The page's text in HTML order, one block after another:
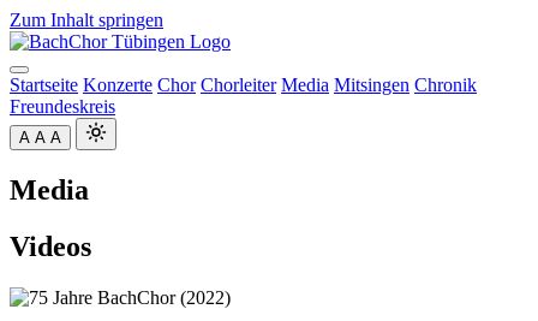
Zum Inhalt springen
Startseite Konzerte Chor Chorleiter Media Mitsingen Chronik
Freundeskreis
A A A
Media
Videos